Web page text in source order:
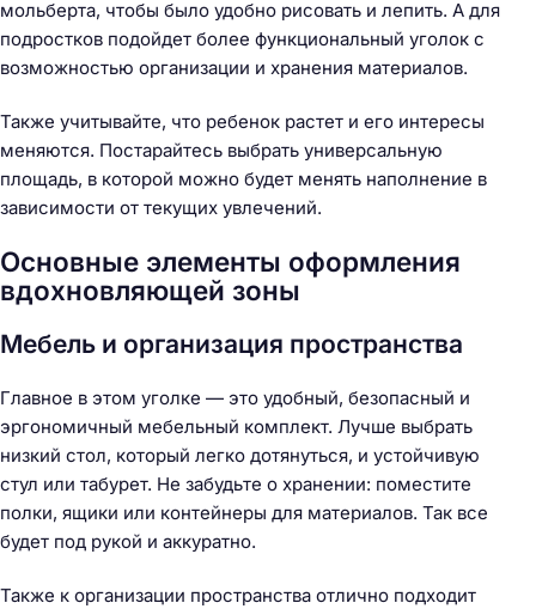
мольберта, чтобы было удобно рисовать и лепить. А для
подростков подойдет более функциональный уголок с
возможностью организации и хранения материалов.
Также учитывайте, что ребенок растет и его интересы
меняются. Постарайтесь выбрать универсальную
площадь, в которой можно будет менять наполнение в
зависимости от текущих увлечений.
Основные элементы оформления
вдохновляющей зоны
Мебель и организация пространства
Главное в этом уголке — это удобный, безопасный и
эргономичный мебельный комплект. Лучше выбрать
низкий стол, который легко дотянуться, и устойчивую
стул или табурет. Не забудьте о хранении: поместите
полки, ящики или контейнеры для материалов. Так все
будет под рукой и аккуратно.
Также к организации пространства отлично подходит